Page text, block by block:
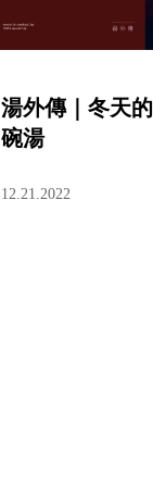
湯外傳｜冬天
碗湯
12.21.2022